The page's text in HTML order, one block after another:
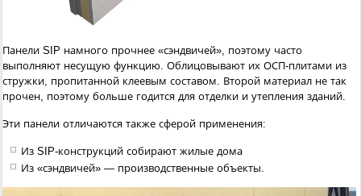
Панели SIP намного прочнее «сэндвичей», поэтому часто
выполняют несущую функцию. Облицовывают их ОСП-плитами из
стружки, пропитанной клеевым составом. Второй материал не так
прочен, поэтому больше годится для отделки и утепления зданий.
Эти панели отличаются также сферой применения:
Из SIP-конструкций собирают жилые дома
Из «сэндвичей» — производственные объекты.